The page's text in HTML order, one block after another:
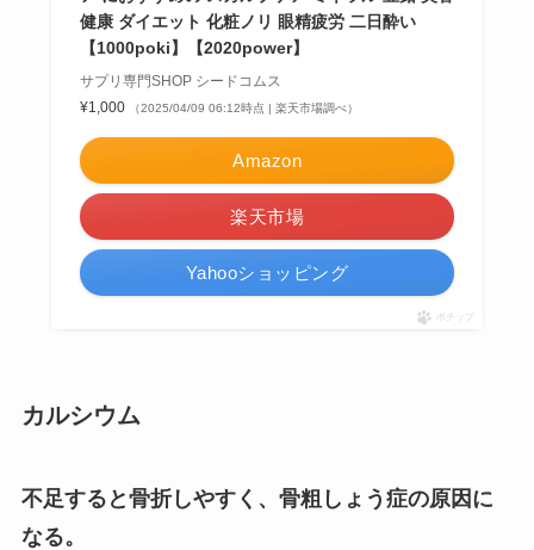
健康 ダイエット 化粧ノリ 眼精疲労 二日酔い
【1000poki】【2020power】
サプリ専門SHOP シードコムス
¥1,000
（2025/04/09 06:12時点 | 楽天市場調べ）
Amazon
楽天市場
Yahooショッピング
ポチップ
カルシウム
不足すると骨折しやすく、骨粗しょう症の原因に
なる。